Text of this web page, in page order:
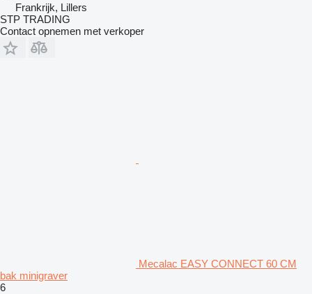
Frankrijk, Lillers
STP TRADING
Contact opnemen met verkoper
Mecalac EASY CONNECT 60 CM
bak minigraver
6